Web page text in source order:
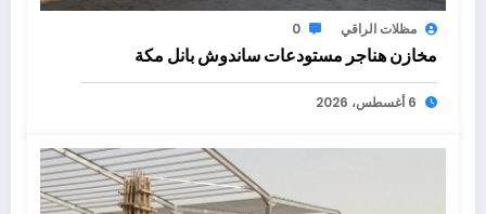
مظلات الراقي 0
مخازن هناجر مستودعات ساندوش بانل مكة
6 أغسطس، 2026